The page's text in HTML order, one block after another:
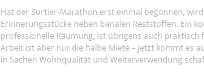
Hat der Sortier-Marathon erst einmal begonnen,
Erinnerungsstücke neben banalen Reststoffen. Ein
professionelle Räumung, ist übrigens auch
Arbeit ist aber nur die halbe Miete – jetzt kommt es
in Sachen Wohnqualität und Weiterverwendung